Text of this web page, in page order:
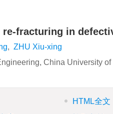
fracturing in
, ZHU Xiu-xing
China University
HTML全文